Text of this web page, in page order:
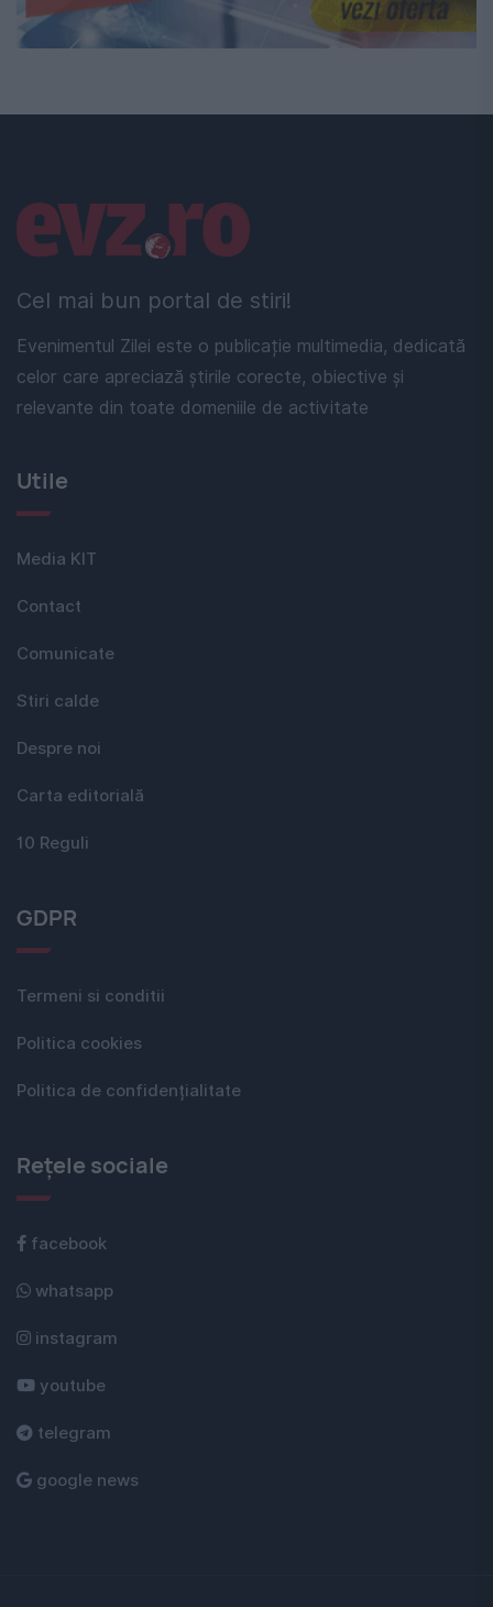
Cel mai bun portal de stiri!
Evenimentul Zilei este o publicație multimedia, dedicată
celor care apreciază știrile corecte, obiective și
relevante din toate domeniile de activitate
Linkuri utile
Utile
Media KIT
Contact
Comunicate
Stiri calde
Despre noi
Carta editorială
10 Reguli
GDPR
Termeni si conditii
Politica cookies
Politica de confidențialitate
Rețele sociale
facebook
whatsapp
instagram
youtube
telegram
google news